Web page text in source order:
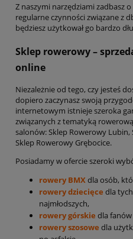
Z naszymi narzędziami zadbasz
regularne czynności związane z
będziesz użytkował go bardzo
Sklep rowerowy –
online
Niezależnie od tego, czy jesteś
dopiero zaczynasz swoją
internetowym istnieje szeroka
związanych z tematyką
salonów: Sklep Rowerowy
Sklep Rowerowy Grębocice.
Posiadamy w ofercie szeroki
rowery BMXdla osób,
rowery dziecięce dla
najmłodszych,
rowery górskie dla
rowery szosowe dla